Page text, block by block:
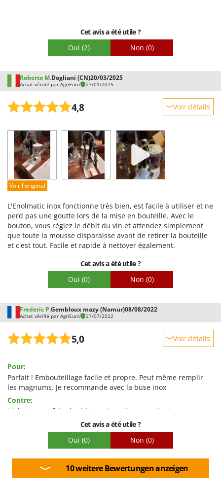
Cet avis a été utile ?
Oui (2) Non (0)
Roberto M.Dogliani (CN)20/03/2025
Achat vérifié par AgriEuro 27/01/2025
4,8 Voir détails
Prestations
Facilité d'utilisation
Qualité / Prix
Facilité de montage
Voir l'original
L'Enolmatic inox fonctionne très bien, est facile à utiliser et ne
perd pas une goutte lors de la mise en bouteille. Avec le
bouton, vous réglez le débit du vin et attendez simplement
que toute la mousse disparaisse avant de retirer la bouteille
et c'est tout. Facile et rapide à nettoyer également.
Cet avis a été utile ?
Oui (0) Non (0)
Frederic P.Gembloux mazy (Namur)08/08/2022
Achat vérifié par AgriEuro 27/07/2022
5,0 Voir détails
Prestations
Facilité d'utilisation
Qualité / Prix
Facilité de montage
Pour:
Parfait ! Embouteillage facile et propre. Peut même remplir
les magnums. Je recommande avec la buse inox
Contre:
Molette pour faire le vide (aspirer plus ou moins) un peu
Cet avis a été utile ?
Oui (0) Non (0)
10 weitere Bewertungen anzeigen